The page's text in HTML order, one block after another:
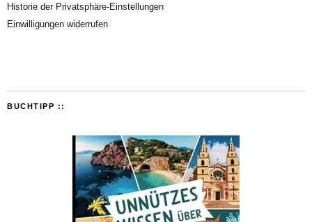
Historie der Privatsphäre-Einstellungen
Einwilligungen widerrufen
BUCHTIPP ::